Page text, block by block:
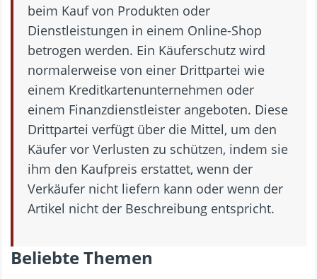
beim Kauf von Produkten oder
Dienstleistungen in einem Online-Shop
betrogen werden. Ein Käuferschutz wird
normalerweise von einer Drittpartei wie
einem Kreditkartenunternehmen oder
einem Finanzdienstleister angeboten. Diese
Drittpartei verfügt über die Mittel, um den
Käufer vor Verlusten zu schützen, indem sie
ihm den Kaufpreis erstattet, wenn der
Verkäufer nicht liefern kann oder wenn der
Artikel nicht der Beschreibung entspricht.
Beliebte Themen